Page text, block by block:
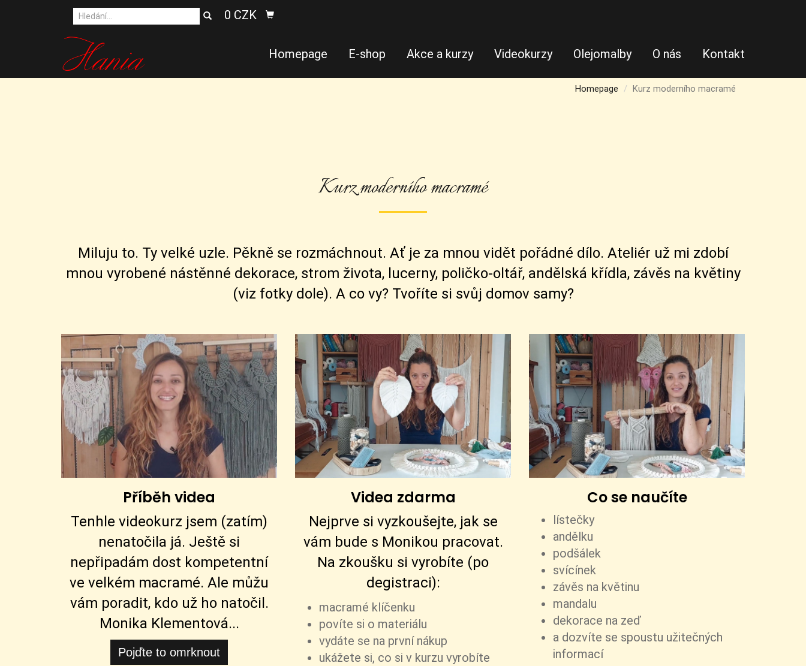
0 CZK
Homepage E-shop Akce a kurzy Videokurzy Olejomalby O nás Kontakt
Homepage Kurz moderního macramé
Kurz moderního macramé
Miluju to. Ty velké uzle. Pěkně se rozmáchnout. Ať je za mnou vidět pořádné dílo. Ateliér už mi zdobí
mnou vyrobené nástěnné dekorace, strom života, lucerny, poličko-oltář, andělská křídla, závěs na květiny
(viz fotky dole). A co vy? Tvoříte si svůj domov samy?
Příběh videa
Tenhle videokurz jsem (zatím)
nenatočila já. Ještě si
nepřipadám dost kompetentní
ve velkém macramé. Ale můžu
vám poradit, kdo už ho natočil.
Monika Klementová...
Pojďte to omrknout
Videa zdarma
Nejprve si vyzkoušejte, jak se
vám bude s Monikou pracovat.
Na zkoušku si vyrobíte (po
degistraci):
macramé klíčenku
povíte si o materiálu
vydáte se na první nákup
ukážete si, co si v kurzu vyrobíte
Co se naučíte
lístečky
andělku
podšálek
svícínek
závěs na květinu
mandalu
dekorace na zeď
a dozvíte se spoustu užitečných
informací